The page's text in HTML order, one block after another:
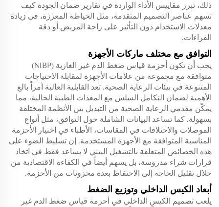
ذلك، تبرز مقاييس الأداء الواردة في تقارير ضمان الجودة كيف
تسهم عناصر التصميم المتقدمة، مثل الخياطة المعززة، في زيادة
معدلات الاستخدام دون التأثير على راحة المريض أو دقة
القراءات.
التوافق مع مختلف ماركات الأجهزة
يجب أن تكون أحزمة قياس ضغط الدم غير الغازية (NIBP)
متوافقة مع مجموعة من علامات الأجهزة لمقابلة الاحتياجات
المتنوعة في بيئات الرعاية الصحية. تعد القابلية العالية أمراً بالغ
الأهمية لضمان التكامل السلس مع المعدات الطبية الحالية، مما
يمكّن مقدمي الرعاية الصحية من التبديل بين الأنظمة المختلفة
بسهولة. كما تساعد البيانات الشاملة حول التوافق، مثل أنواع
الموصلات والاختلافات في المقاسات، الأطباء في اختيار الأحزمة
المناسبة المتوافقة مع الأجهزة المستخدمة. إن تسليط الضوء على
هذه الخصائص المتعلقة بالتشغيل البيني لا يساعد فقط في اتخاذ
قرارات شراء مدروسة، بل يسهم أيضاً في الكفاءة الاقتصادية من
خلال تقليل الحاجة إلى الاحتفاظ بعدة مخزونات من الأحزمة.
أبعاد الكيس الداخلي وتوزيع الضغط
يلعب تصميم الكيس الداخلي في أحزمة قياس ضغط الدم غير